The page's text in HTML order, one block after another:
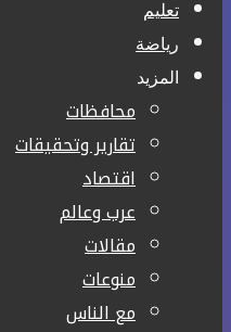
تعليم
رياضة
المزيد
محافظات
تقارير وتحقيقات
اقتصاد
عرب وعالم
مقالات
منوعات
مع الناس